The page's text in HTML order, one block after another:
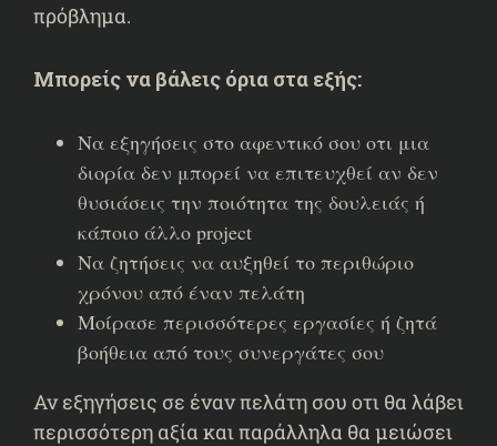
πρόβλημα.
Μπορείς να βάλεις όρια στα εξής:
Να εξηγήσεις στο αφεντικό σου οτι μια
διορία δεν μπορεί να επιτευχθεί αν δεν
θυσιάσεις την ποιότητα της δουλειάς ή
κάποιο άλλο project
Να ζητήσεις να αυξηθεί το περιθώριο
χρόνου από έναν πελάτη
Μοίρασε περισσότερες εργασίες ή ζητά
βοήθεια από τους συνεργάτες σου
Αν εξηγήσεις σε έναν πελάτη σου οτι θα λάβει
περισσότερη αξία και παράλληλα θα μειώσει